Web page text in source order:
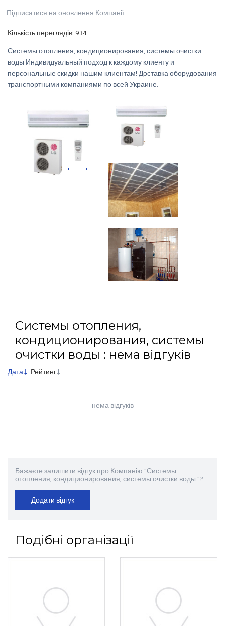
Підписатися на оновлення Компанії
Кількість переглядів: 934
Системы отопления, кондиционирования, системы очистки
воды Индивидуальный подход к каждому клиенту и
персональные скидки нашим клиентам! Доставка оборудования
транспортными компаниями по всей Украине.
Системы отопления,
кондиционирования, системы
очистки воды : нема відгуків
Дата Рейтинг
нема відгуків
Бажаєте залишити відгук про Компанію "Системы
отопления, кондиционирования, системы очистки воды "?
Додати відгук
Подібні організації